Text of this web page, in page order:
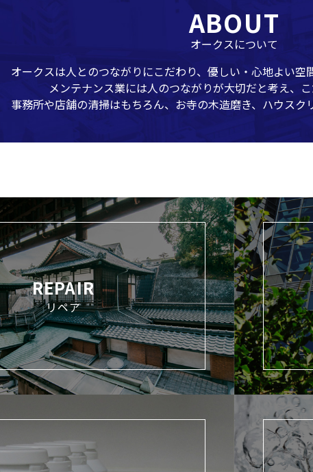
ABOUT
オークスについて
オークスは人とのつながりにこだわり、優しい・心地よい空
メンテナンス業には人のつながりが大切だと考え、こ
事務所や店舗の清掃はもちろん、お寺の木造磨き、ハウスク
REPAIR
リペア